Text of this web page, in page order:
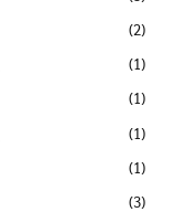
(2)
(1)
(1)
(1)
(1)
(3)